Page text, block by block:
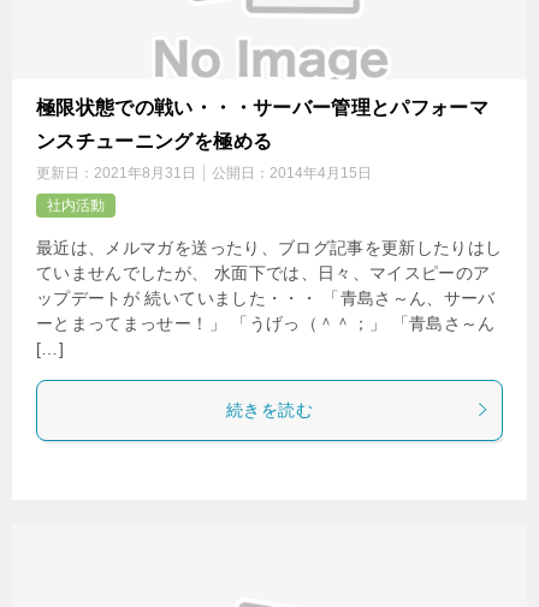
極限状態での戦い・・・サーバー管理とパフォーマ
ンスチューニングを極める
更新日： 2021年8月31日 公開日： 2014年4月15日
社内活動
最近は、メルマガを送ったり、ブログ記事を更新したりはし
ていませんでしたが、 水面下では、日々、マイスピーのア
ップデートが 続いていました・・・ 「青島さ～ん、サーバ
ーとまってまっせー！」 「うげっ（＾＾；」 「青島さ～ん
[…]
続きを読む